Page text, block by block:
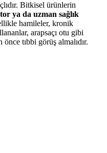
Bitkisel ürünlerin
ya da uzman sağlık
hamileler, kronik
arapsaçı otu gibi
tıbbi görüş almalıdır.